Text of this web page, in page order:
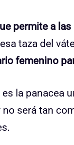
permite a
taza del
femenino
es la panacea
no será tan